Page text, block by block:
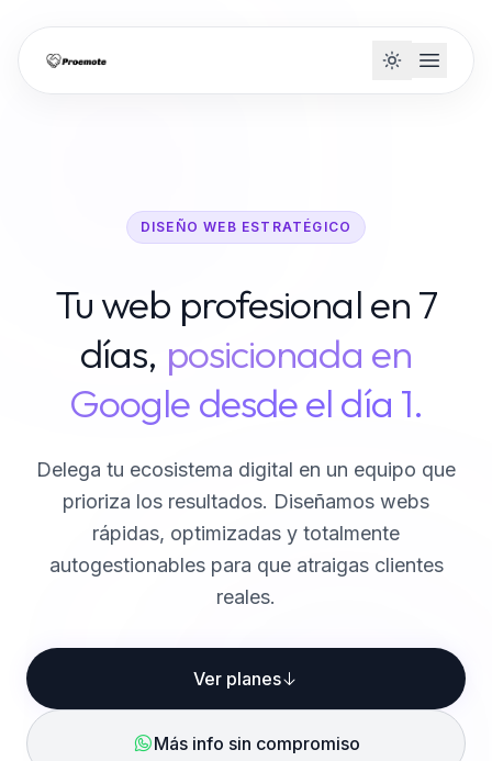
DISEÑO WEB ESTRATÉGICO
Tu web profesional en 7
días, posicionada en
Google desde el día 1.
Delega tu ecosistema digital en un equipo que
prioriza los resultados. Diseñamos webs
rápidas, optimizadas y totalmente
autogestionables para que atraigas clientes
reales.
Ver planes
Más info sin compromiso